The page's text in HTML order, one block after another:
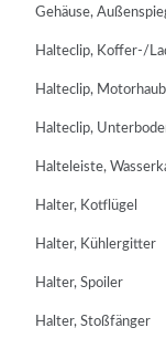
Gehäuse,
Halteclip, Koffer-/
Halteclip,
Halteclip,
Halteleiste,
Halter, Kotflügel
Halter, Kühlergitter
Halter, Spoiler
Halter, Stoßfänger